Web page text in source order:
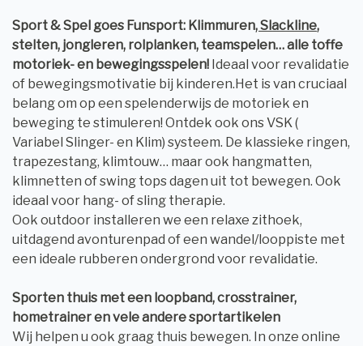
Sport & Spel goes Funsport: Klimmuren, Slackline,
stelten, jongleren, rolplanken, teamspelen… alle toffe
motoriek- en bewegingsspelen! Ideaal voor revalidatie
of bewegingsmotivatie bij kinderen.Het is van cruciaal
belang om op een spelenderwijs de motoriek en
beweging te stimuleren! Ontdek ook ons VSK (
Variabel Slinger- en Klim) systeem. De klassieke ringen,
trapezestang, klimtouw… maar ook hangmatten,
klimnetten of swing tops dagen uit tot bewegen. Ook
ideaal voor hang- of sling therapie.
Ook outdoor installeren we een relaxe zithoek,
uitdagend avonturenpad of een wandel/looppiste met
een ideale rubberen ondergrond voor revalidatie.
Sporten thuis met een loopband, crosstrainer,
hometrainer en vele andere sportartikelen
Wij helpen u ook graag thuis bewegen. In onze online